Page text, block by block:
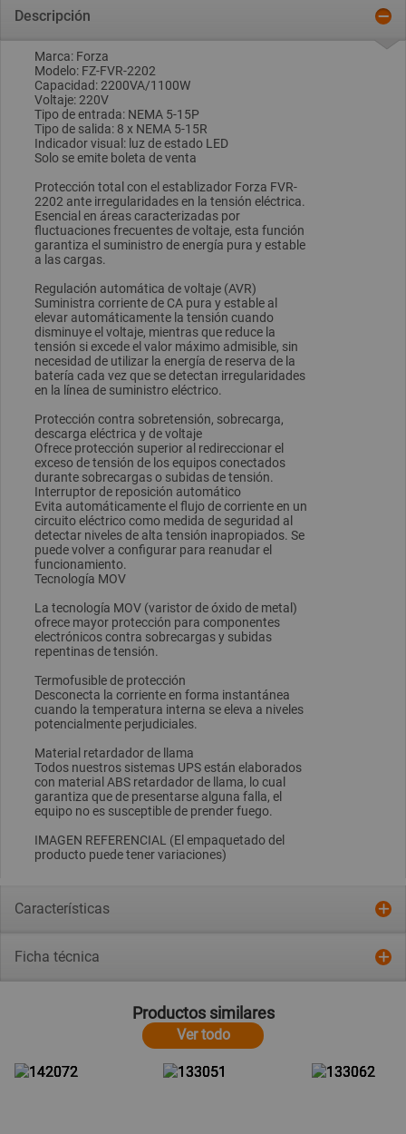
Descripción
Marca: Forza
Modelo: FZ-FVR-2202
Capacidad: 2200VA/1100W
Voltaje: 220V
Tipo de entrada: NEMA 5-15P
Tipo de salida: 8 x NEMA 5-15R
Indicador visual: luz de estado LED
Solo se emite boleta de venta
Protección total con el establizador Forza FVR-
2202 ante irregularidades en la tensión eléctrica.
Esencial en áreas caracterizadas por
fluctuaciones frecuentes de voltaje, esta función
garantiza el suministro de energía pura y estable
a las cargas.
Regulación automática de voltaje (AVR)
Suministra corriente de CA pura y estable al
elevar automáticamente la tensión cuando
disminuye el voltaje, mientras que reduce la
tensión si excede el valor máximo admisible, sin
necesidad de utilizar la energía de reserva de la
batería cada vez que se detectan irregularidades
en la línea de suministro eléctrico.
Protección contra sobretensión, sobrecarga,
descarga eléctrica y de voltaje
Ofrece protección superior al redireccionar el
exceso de tensión de los equipos conectados
durante sobrecargas o subidas de tensión.
Interruptor de reposición automático
Evita automáticamente el flujo de corriente en un
circuito eléctrico como medida de seguridad al
detectar niveles de alta tensión inapropiados. Se
puede volver a configurar para reanudar el
funcionamiento.
Tecnología MOV
La tecnología MOV (varistor de óxido de metal)
ofrece mayor protección para componentes
electrónicos contra sobrecargas y subidas
repentinas de tensión.
Termofusible de protección
Desconecta la corriente en forma instantánea
cuando la temperatura interna se eleva a niveles
potencialmente perjudiciales.
Material retardador de llama
Todos nuestros sistemas UPS están elaborados
con material ABS retardador de llama, lo cual
garantiza que de presentarse alguna falla, el
equipo no es susceptible de prender fuego.
IMAGEN REFERENCIAL (El empaquetado del
producto puede tener variaciones)
Características
Ficha técnica
Productos similares
Ver todo